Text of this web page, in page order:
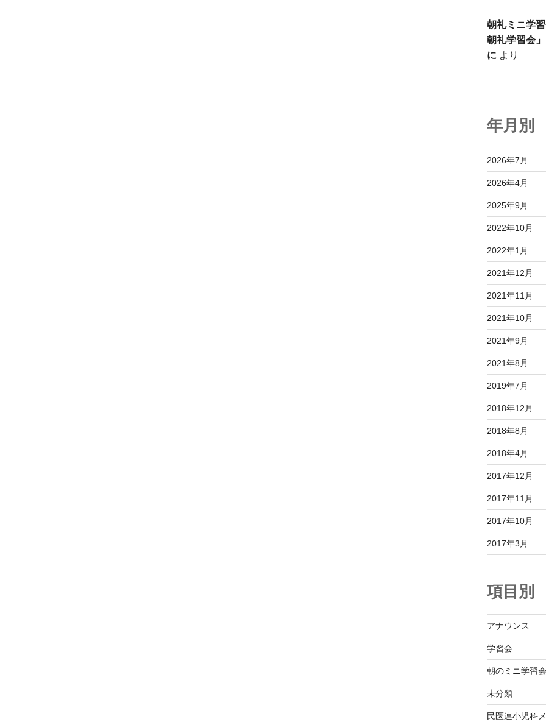
朝礼ミニ学習
朝礼学習会
に より
年月別
2026年7月
2026年4月
2025年9月
2022年10月
2022年1月
2021年12月
2021年11月
2021年10月
2021年9月
2021年8月
2019年7月
2018年12月
2018年8月
2018年4月
2017年12月
2017年11月
2017年10月
2017年3月
項目別
アナウンス
学習会
朝のミニ学習会
未分類
民医連小児科